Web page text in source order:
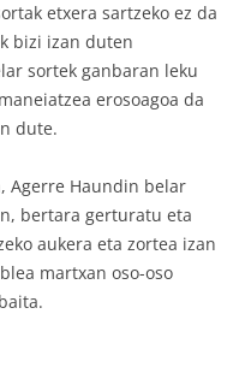
etxera sartzeko ez da
bizi izan duten
sortek ganbaran leku
erosoagoa da
dute.
Agerre Haundin belar
bertara gerturatu eta
aukera eta zortea izan
martxan oso-oso